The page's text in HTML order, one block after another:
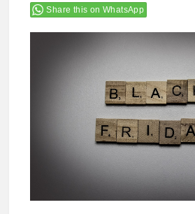
Share this on WhatsApp